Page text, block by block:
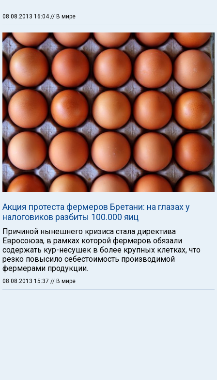
08.08.2013 16:04// В мире
Акция протеста фермеров Бретани: на глазах у
налоговиков разбиты 100.000 яиц
Причиной нынешнего кризиса стала директива
Евросоюза, в рамках которой фермеров обязали
содержать кур-несушек в более крупных клетках, что
резко повысило себестоимость производимой
фермерами продукции.
08.08.2013 15:37 // В мире